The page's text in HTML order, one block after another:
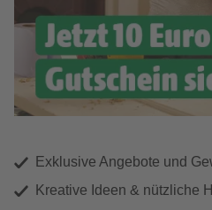
Exklusive Angebote und
Kreative Ideen & nützliche